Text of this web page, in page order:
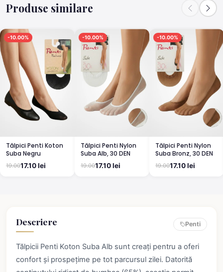
Produse similare
-10.00%
Tălpici Penti Koton
Suba Negru
19.0017.10 lei
-10.00%
Tălpici Penti Nylon
Suba Alb, 30 DEN
19.0017.10 lei
-10.00%
Tălpici Penti Nylon
Suba Bronz, 30 DEN
19.0017.10 lei
Descriere Penti
Tălpicii Penti Koton Suba Alb sunt creați pentru a oferi
confort și prospețime pe tot parcursul zilei. Datorită